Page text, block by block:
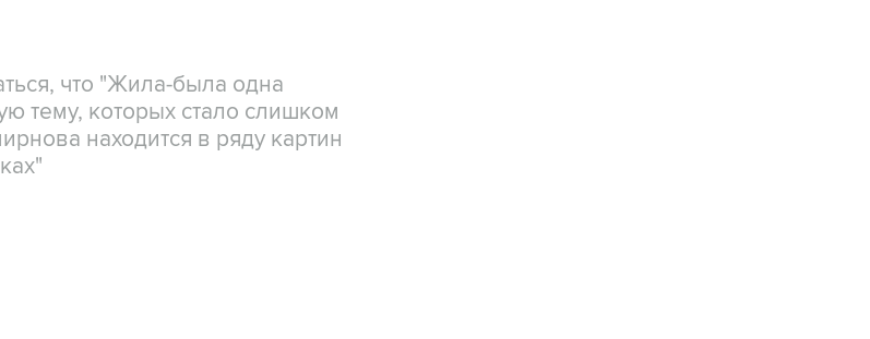
что "Жила-была одна
тему, которых стало слишком
находится в ряду картин